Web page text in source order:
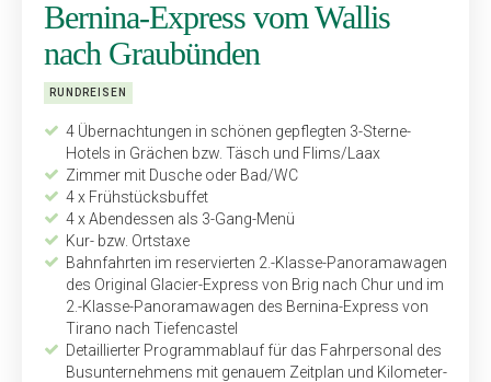
Bernina-Express vom Wallis
nach Graubünden
RUNDREISEN
4 Übernachtungen in schönen gepflegten 3-Sterne-
Hotels in Grächen bzw. Täsch und Flims/Laax
Zimmer mit Dusche oder Bad/WC
4 x Frühstücksbuffet
4 x Abendessen als 3-Gang-Menü
Kur- bzw. Ortstaxe
Bahnfahrten im reservierten 2.-Klasse-Panoramawagen
des Original Glacier-Express von Brig nach Chur und im
2.-Klasse-Panoramawagen des Bernina-Express von
Tirano nach Tiefen­castel
Detaillierter Programmablauf für das Fahrpersonal des
Bus­unternehmens mit genauem Zeitplan und Kilometer­